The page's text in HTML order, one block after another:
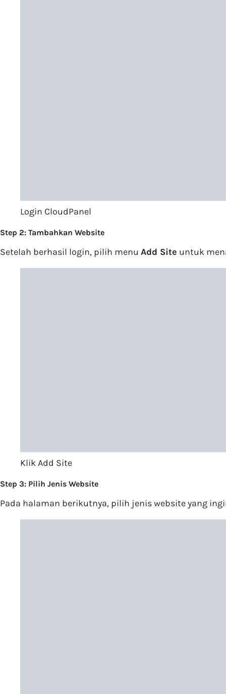
Login CloudPanel
Step 2: Tambahkan Website
Setelah berhasil login, pilih menu Add Site untuk
Klik Add Site
Step 3: Pilih Jenis Website
Pada halaman berikutnya, pilih jenis website yang